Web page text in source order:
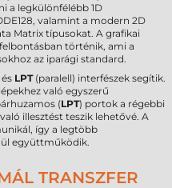
a legkülönfélébb 1D
valamint a modern 2D
Matrix típusokat. A grafikai
felbontásban történik, ami a
az iparági standard.
és LPT(paralell) interfészek segítik.
való egyszerű
(LPT) portok a régebbi
illesztést teszik lehetővé. A
így a legtöbb
együttműködik.
TRANSZFER